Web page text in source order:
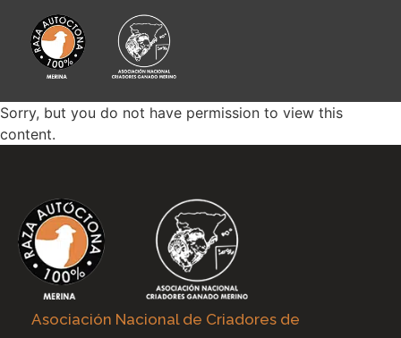
Sorry, but you do not have permission to view this
content.
Asociación Nacional de Criadores de